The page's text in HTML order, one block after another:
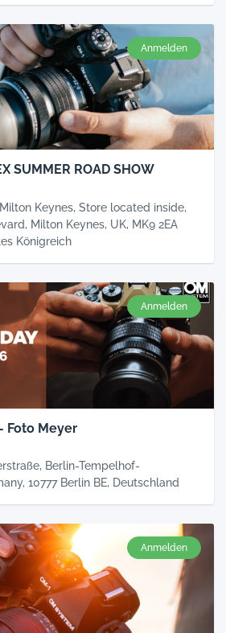
Anmelden
SUMMER ROAD SHOW
Keynes, Store located inside,
Milton Keynes, UK, MK9 2EA
Königreich
Anmelden
Foto Meyer
Berlin-Tempelhof-
10777 Berlin BE, Deutschland
Anmelden